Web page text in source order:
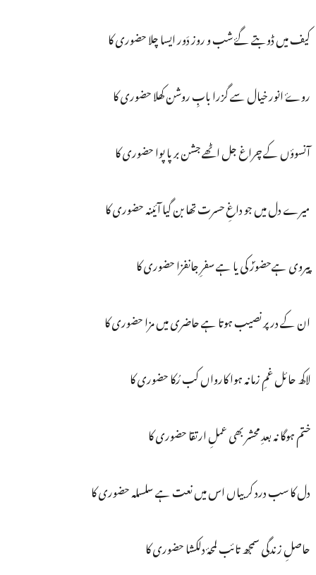
کیف میں ڈوبتے گۓ شب و روز دَور ایسا چلا حضوری کا
روۓ انور خیال سے گزرا بابِ روشن کھلا حضوری کا
آنسوؤں کے چراغ جل اٹھے جشن برپا پوا حضوری کا
میرے دل میں جو داغِ حسرت تھا بن گیا آئینہ حضوری کا
پیروی ہےحضورؐ کی یا ہے سفرِ جانفزا حضوری کا
ان کے در پر نصیب ہوتا ہے حاضری میں مزا حضوری کا
لاکھ حائل غمِ زمانہ ہوا کارواں کب رُکا حضوری کا
ختم ہوگا نہ بعدِ محشر بھی عملِ ارتقا حضوری کا
دل کا سب درد کر بیاں اس میں نعت ہے سلسلہ حضوری کا
حاصلِ زندگی سمجھ تائب لمحۂ دلکشا حضوری کا